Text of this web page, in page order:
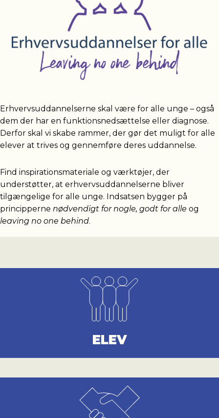
Erhvervsuddannelserne skal være for alle unge – også
dem der har en funktionsnedsættelse eller diagnose.
Derfor skal vi skabe rammer, der gør det muligt for alle
elever at trives og gennemføre deres uddannelse.
Find inspirationsmateriale og værktøjer, der
understøtter, at erhvervsuddannelserne bliver
tilgængelige for alle unge. Indsatsen bygger på
principperne nødvendigt for nogle, godt for alle og
leaving no one behind.
ELEV